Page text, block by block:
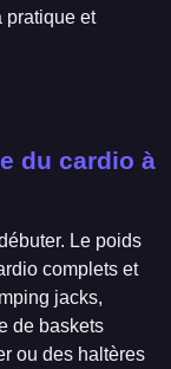
pratique et
du cardio à
Le poids
complets et
jacks,
de baskets
ou des haltères